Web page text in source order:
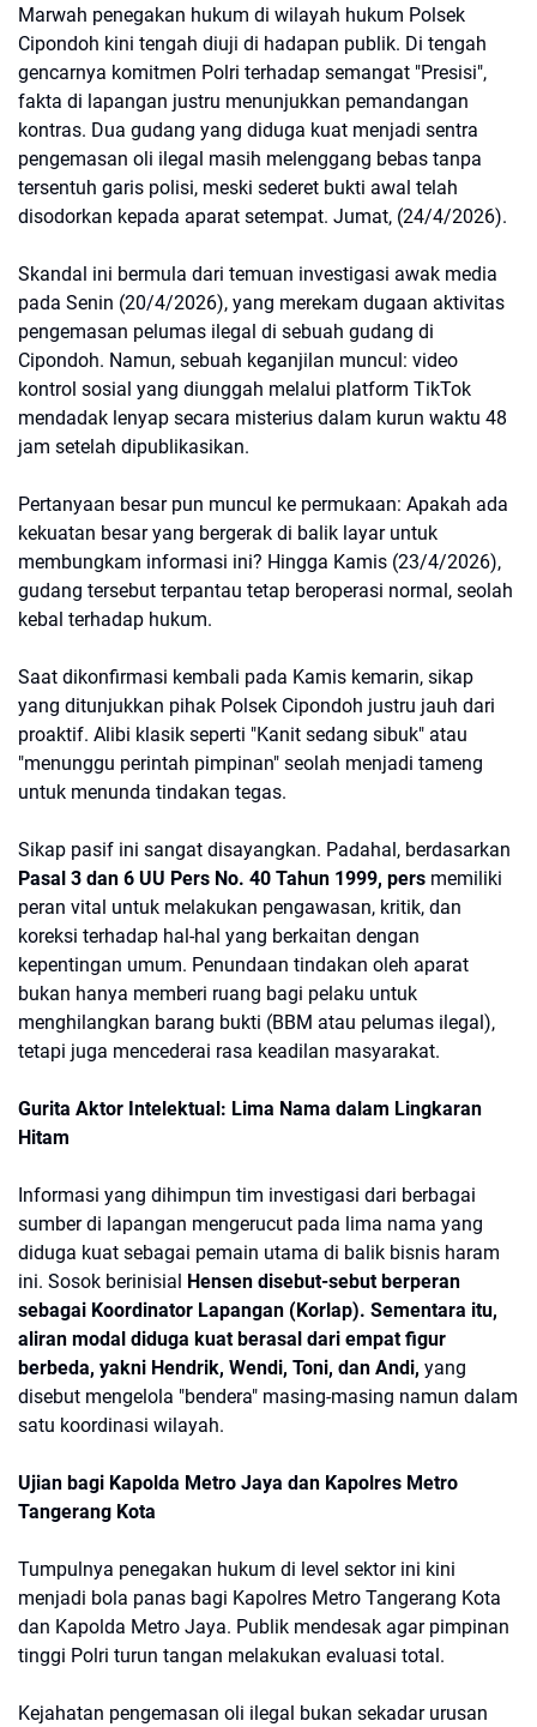
Marwah penegakan hukum di wilayah hukum Polsek
Cipondoh kini tengah diuji di hadapan publik. Di tengah
gencarnya komitmen Polri terhadap semangat "Presisi",
fakta di lapangan justru menunjukkan pemandangan
kontras. Dua gudang yang diduga kuat menjadi sentra
pengemasan oli ilegal masih melenggang bebas tanpa
tersentuh garis polisi, meski sederet bukti awal telah
disodorkan kepada aparat setempat. Jumat, (24/4/2026).
Skandal ini bermula dari temuan investigasi awak media
pada Senin (20/4/2026), yang merekam dugaan aktivitas
pengemasan pelumas ilegal di sebuah gudang di
Cipondoh. Namun, sebuah keganjilan muncul: video
kontrol sosial yang diunggah melalui platform TikTok
mendadak lenyap secara misterius dalam kurun waktu 48
jam setelah dipublikasikan.
​Pertanyaan besar pun muncul ke permukaan: Apakah ada
kekuatan besar yang bergerak di balik layar untuk
membungkam informasi ini? Hingga Kamis (23/4/2026),
gudang tersebut terpantau tetap beroperasi normal, seolah
kebal terhadap hukum.
Saat dikonfirmasi kembali pada Kamis kemarin, sikap
yang ditunjukkan pihak Polsek Cipondoh justru jauh dari
proaktif. Alibi klasik seperti "Kanit sedang sibuk" atau
"menunggu perintah pimpinan" seolah menjadi tameng
untuk menunda tindakan tegas.
​Sikap pasif ini sangat disayangkan. Padahal, berdasarkan
Pasal 3 dan 6 UU Pers No. 40 Tahun 1999, pers memiliki
peran vital untuk melakukan pengawasan, kritik, dan
koreksi terhadap hal-hal yang berkaitan dengan
kepentingan umum. Penundaan tindakan oleh aparat
bukan hanya memberi ruang bagi pelaku untuk
menghilangkan barang bukti (BBM atau pelumas ilegal),
tetapi juga mencederai rasa keadilan masyarakat.
Gurita Aktor Intelektual: Lima Nama dalam Lingkaran
Hitam
Informasi yang dihimpun tim investigasi dari berbagai
sumber di lapangan mengerucut pada lima nama yang
diduga kuat sebagai pemain utama di balik bisnis haram
ini. Sosok berinisial
Hensen disebut-sebut berperan
sebagai Koordinator Lapangan (Korlap). Sementara itu,
aliran modal diduga kuat berasal dari empat figur
berbeda, yakni Hendrik, Wendi, Toni, dan Andi, yang
disebut mengelola "bendera" masing-masing namun dalam
satu koordinasi wilayah.
​Ujian bagi Kapolda Metro Jaya dan Kapolres Metro
Tangerang Kota
Tumpulnya penegakan hukum di level sektor ini kini
menjadi bola panas bagi Kapolres Metro Tangerang Kota
dan Kapolda Metro Jaya. Publik mendesak agar pimpinan
tinggi Polri turun tangan melakukan evaluasi total.
​Kejahatan pengemasan oli ilegal bukan sekadar urusan